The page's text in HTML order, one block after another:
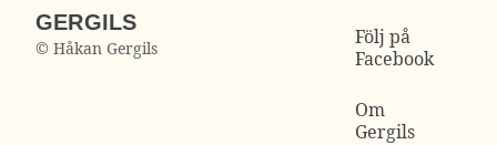
GERGILS
© Håkan Gergils
Följ på
Facebook
Om
Gergils